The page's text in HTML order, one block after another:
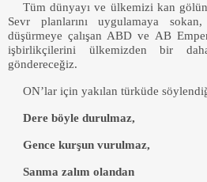
Tüm dünyayı ve ülkemizi kan
Sevr planlarını uygulamaya
düşürmeye çalışan ABD ve AB
işbirlikçilerini ülkemizden bir
göndereceğiz.
ON’lar için yakılan türküde
Dere böyle durulmaz,
Gence kurşun vurulmaz,
Sanma zalım olandan